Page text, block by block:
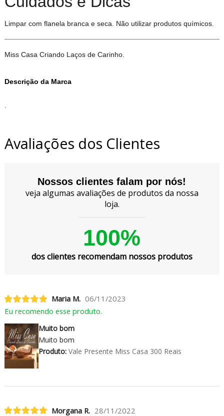
Limpar com flanela branca e seca. Não utilizar produtos químicos.
Miss Casa Criando Laços de Carinho.
Descrição da Marca
Avaliações dos Clientes
Nossos clientes falam por nós!
veja algumas avaliações de produtos da nossa
loja.
100%
dos clientes recomendam nossos produtos
Maria M. 06/11/2023
Eu recomendo esse produto.
Muito bom
Muito bom
Produto:Vale Presente Miss Casa 300 Reais
Morgana R. 28/11/2022